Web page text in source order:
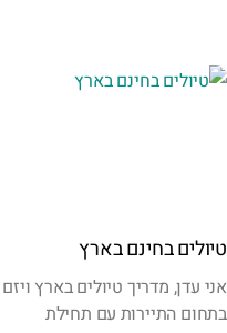
טיולים בחינם בארץ
אני עדן, מדריך טיולים בארץ ויזם
בתחום התיירות ⁦⁩עם תחילת